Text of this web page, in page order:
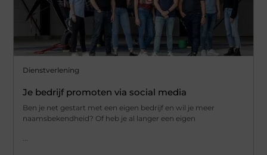
Dienstverlening
Je bedrijf promoten via social media
Ben je net gestart met een eigen bedrijf en wil je meer
naamsbekendheid? Of heb je al langer een eigen